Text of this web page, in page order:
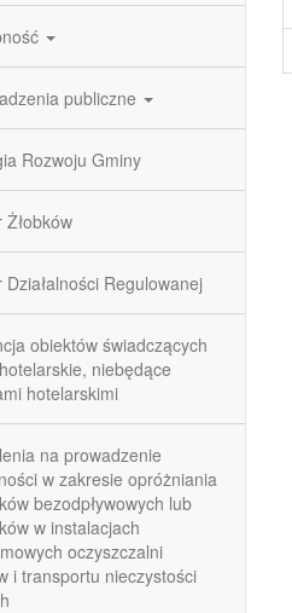
publiczne
Rozwoju Gminy
Żłobków
Działalności Regulowanej
obiektów świadczących
niebędące
hotelarskimi
na prowadzenie
w zakresie opróżniania
bezodpływowych lub
w instalacjach
oczyszczalni
i transportu nieczystości